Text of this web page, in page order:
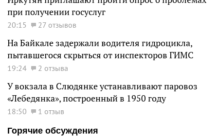
при получении госуслуг
20:15 27 отзывов
На Байкале задержали водителя гидроцикла,
пытавшегося скрыться от инспекторов ГИМС
19:24 2 отзыва
У вокзала в Слюдянке устанавливают паровоз
«Лебедянка», построенный в 1950 году
18:50
1 отзыв
Горячие обсуждения